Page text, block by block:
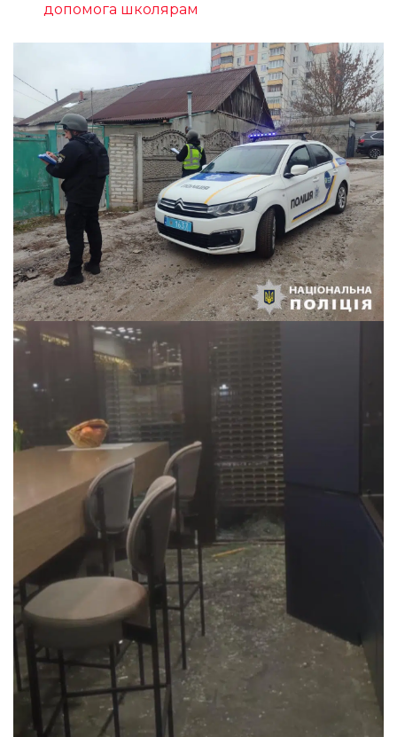
допомога школярам